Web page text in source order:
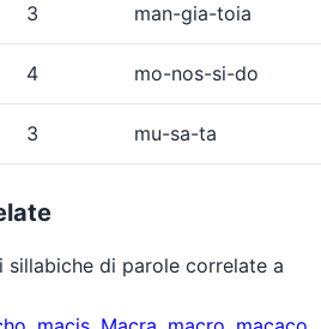
3 man-gia-toia
4 mo-nos-si-do
3 mu-sa-ta
sillabiche di parole correlate a